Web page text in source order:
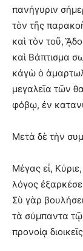
πανήγυριν
τὸν τῆς
καὶ τὸν τοῦ,
καὶ Βάπτισμα
κἀγὼ ὁ
μεγαλεῖα τῶν
φόβῳ, ἐν
Μετὰ δὲ τὴν
Μέγας εἶ,
λόγος
Σὺ γὰρ
τὰ σύμπαντα τῷ
προνοίᾳ